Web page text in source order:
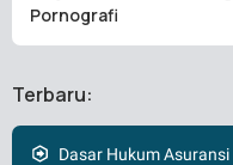
Pornografi
Terbaru:
Dasar Hukum Asuransi